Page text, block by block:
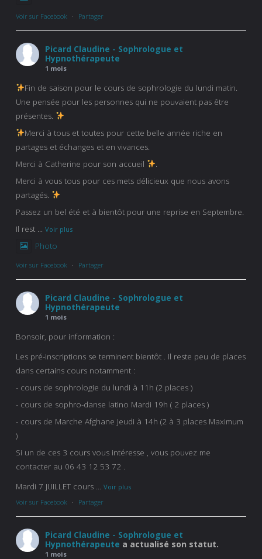
Voir sur Facebook · Partager
Picard Claudine - Sophrologue et
Hypnothérapeute
1 mois
Fin de saison pour le cours de sophrologie du lundi matin.
Une pensée pour les personnes qui ne pouvaient pas être
présentes.
Merci à tous et toutes pour cette belle année riche en
partages et échanges et en vivances.
Merci à Catherine pour son accueil
Merci à vous tous pour ces mets délicieux que nous avons
partagés.
Passez un bel été et à bientôt pour une reprise en Septembre.
Il rest
Voir plus
Photo
Voir sur Facebook · Partager
Picard Claudine - Sophrologue et
Hypnothérapeute
1 mois
Bonsoir, pour information :
Les pré-inscriptions se terminent bientôt . Il reste peu de places
dans certains cours notamment :
- cours de sophrologie du lundi à 11h (2 places )
- cours de sophro-danse latino Mardi 19h ( 2 places )
- cours de Marche Afghane Jeudi à 14h (2 à 3 places Maximum
)
Si un de ces 3 cours vous intéresse , vous pouvez me
contacter au 06 43 12 53 72 .
Mardi 7 JUILLET cours
Voir plus
Voir sur Facebook
· Partager
Picard Claudine - Sophrologue et
Hypnothérapeute a actualisé son statut.
1 mois